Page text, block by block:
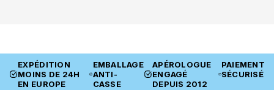
EXPÉDITION
MOINS DE 24H
EN EUROPE
EMBALLAGE
ANTI-
CASSE
APÉROLOGUE
ENGAGÉ
DEPUIS 2012
PAIEMENT
SÉCURISÉ